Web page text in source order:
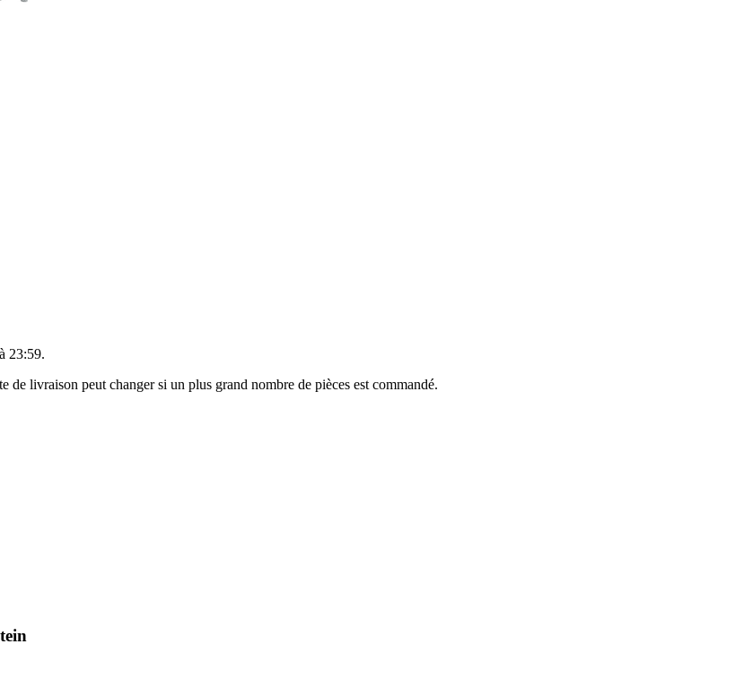
23:59.
livraison peut changer si un plus grand nombre de pièces est commandé.